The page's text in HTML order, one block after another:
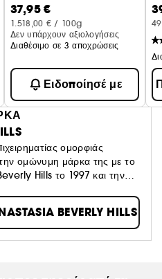
37,95 €
1.518,00 € / 100g
Δεν υπάρχουν αξιολογήσεις
Διαθέσιμο σε 3 αποχρώσεις
Ειδοποίησέ με
ομορφιάς
ομώνυμη μάρκα της με το
Hills το 1997 και την
το 2000. Με βάση
Ratio, η ABH δημιουργεί
κοινό πελατών.
BEVERLY HILLS